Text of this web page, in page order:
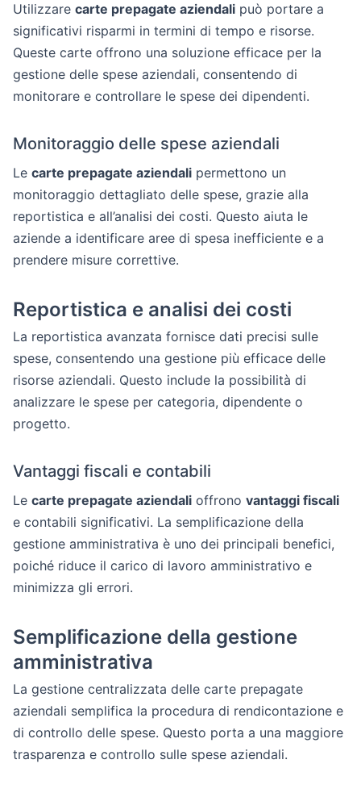
Utilizzare carte prepagate aziendali può portare a
significativi risparmi in termini di tempo e risorse.
Queste carte offrono una soluzione efficace per la
gestione delle spese aziendali, consentendo di
monitorare e controllare le spese dei dipendenti.
Monitoraggio delle spese aziendali
Le carte prepagate aziendali permettono un
monitoraggio dettagliato delle spese, grazie alla
reportistica e all’analisi dei costi. Questo aiuta le
aziende a identificare aree di spesa inefficiente e a
prendere misure correttive.
Reportistica e analisi dei costi
La reportistica avanzata fornisce dati precisi sulle
spese, consentendo una gestione più efficace delle
risorse aziendali. Questo include la possibilità di
analizzare le spese per categoria, dipendente o
progetto.
Vantaggi fiscali e contabili
Le carte prepagate aziendali offrono vantaggi fiscali
e contabili significativi. La semplificazione della
gestione amministrativa è uno dei principali benefici,
poiché riduce il carico di lavoro amministrativo e
minimizza gli errori.
Semplificazione della gestione
amministrativa
La gestione centralizzata delle carte prepagate
aziendali semplifica la procedura di rendicontazione e
di controllo delle spese. Questo porta a una maggiore
trasparenza e controllo sulle spese aziendali.